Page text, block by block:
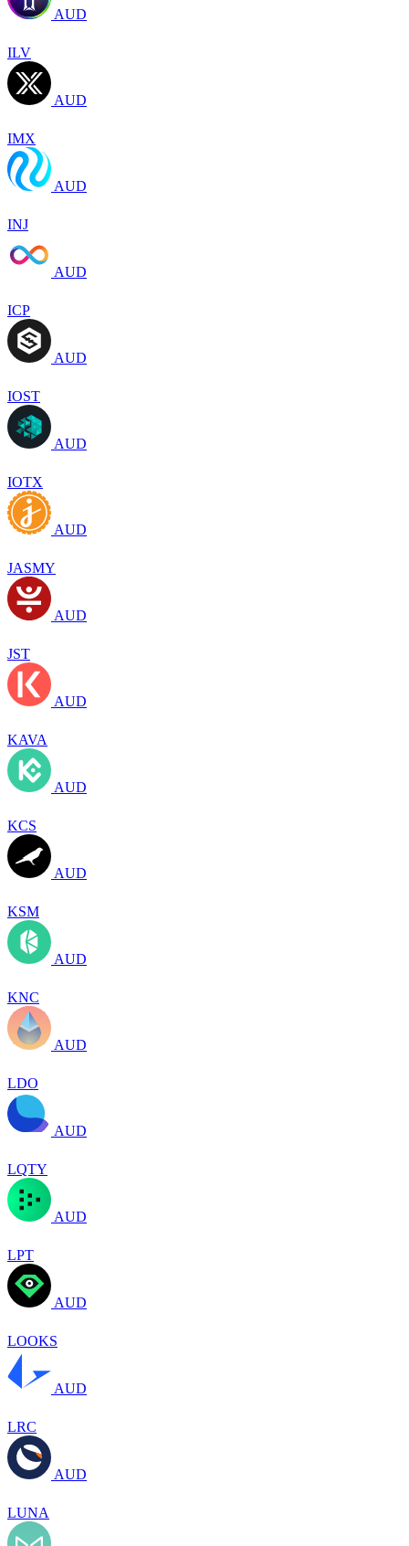
AUD
ILV
AUD
IMX
AUD
INJ
AUD
ICP
AUD
IOST
AUD
IOTX
AUD
JASMY
AUD
JST
AUD
KAVA
AUD
KCS
AUD
KSM
AUD
KNC
AUD
LDO
AUD
LQTY
AUD
LPT
AUD
LOOKS
AUD
LRC
AUD
LUNA